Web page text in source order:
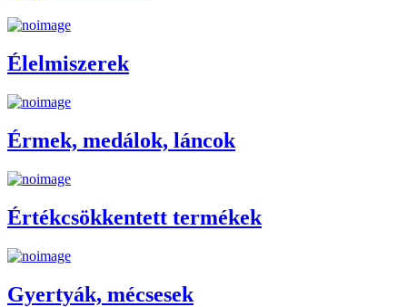
Élelmiszerek
Érmek, medálok, láncok
Értékcsökkentett termékek
Gyertyák, mécsesek